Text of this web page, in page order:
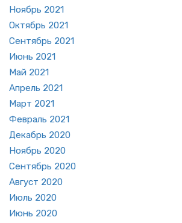
Но­ябрь 2021
Ок­тябрь 2021
Сен­тябрь 2021
Июнь 2021
Май 2021
Ап­рель 2021
Март 2021
Фев­раль 2021
Де­кабрь 2020
Но­ябрь 2020
Сен­тябрь 2020
Ав­густ 2020
Июль 2020
Июнь 2020